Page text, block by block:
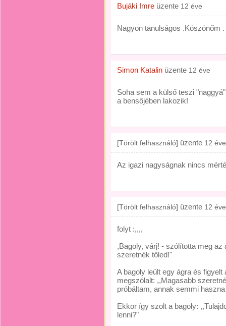
Bujáki Imre üzente 12 éve
Nagyon tanulságos .Köszönőm .
Simon Katalin üzente 12 éve
Soha sem a külső teszi
a bensőjében lakozik!
[Törölt felhasználó] üzente 12 éve
Az igazi nagyságnak nincs
[Törölt felhasználó] üzente 12 éve
folyt :,,,,
,Bagoly, várj! - szólította meg
szeretnék tőled!"
A bagoly leült egy ágra és
megszólalt: ,,Magasabb
próbáltam, annak semmi
Ekkor így szolt a bagoly:
lenni?"